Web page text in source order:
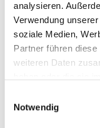
analysieren.
Verwendung
soziale Medien,
Partner führen
weiteren Daten
Notwendig
ÖFFNUNGSZEITEN
Montag
Dienstag
Donnerstag